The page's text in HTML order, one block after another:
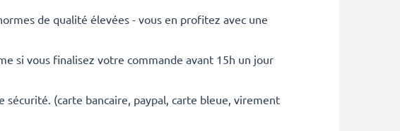
de qualité élevées - vous en profitez avec une
si vous finalisez votre commande avant 15h un jour
(carte bancaire, paypal, carte bleue, virement